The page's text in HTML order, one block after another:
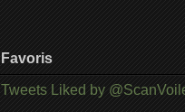
Favoris
Tweets Liked by